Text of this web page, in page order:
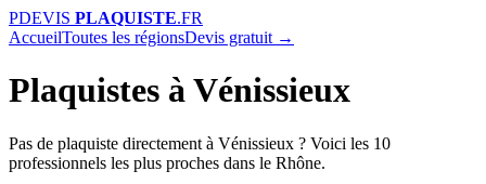
PDEVIS PLAQUISTE.FR
AccueilToutes les régionsDevis gratuit →
Plaquistes à Vénissieux
Pas de plaquiste directement à Vénissieux ? Voici les 10
professionnels les plus proches dans le Rhône.